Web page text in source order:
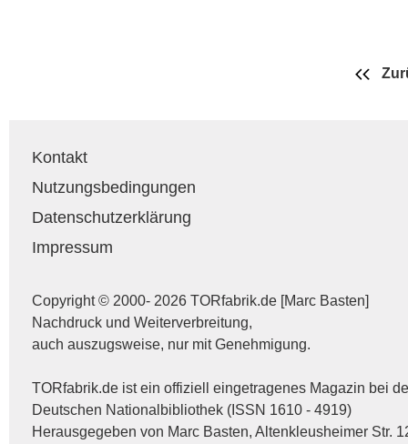
Kontakt
Nutzungsbedingungen
Datenschutzerklärung
Impressum
Copyright © 2000- 2026 TORfabrik.de [Marc Basten]
Nachdruck und Weiterverbreitung,
auch auszugsweise, nur mit Genehmigung.
TORfabrik.de ist ein offiziell eingetragenes Magazin bei
Deutschen Nationalbibliothek (ISSN 1610 - 4919)
Herausgegeben von Marc Basten, Altenkleusheimer Str.